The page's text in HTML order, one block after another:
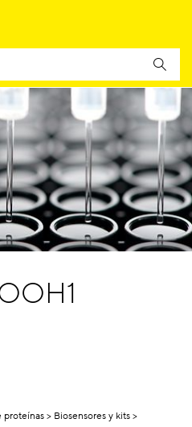
proteínas Biosensores y kits